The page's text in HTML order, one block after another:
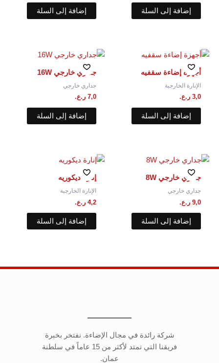
إضافة إلى السلة إضافة إلى السلة
أجهزة إضاءة سقفيه
الإنارة الخارجية
3,0 ر.ع.
إضافة إلى السلة
جداري خارجي 16W
جداري خارجي
7,0 ر.ع.
إضافة إلى السلة
جداري خارجي 8W
جداري خارجي
9,0 ر.ع.
إضافة إلى السلة
إنارة ديكوريه
الإنارة الخارجية
4,2 ر.ع.
إضافة إلى السلة
شركة رائدة في مجال الإضاءة. نفتخر بخبرة
فريقنا التي تمتد لأكثر من 15 عاماً في سلطنة
عمان.